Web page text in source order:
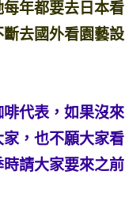
年都要去日本看
去國外看園藝設
代表，如果沒來
，也不願大家看
請大家要來之前